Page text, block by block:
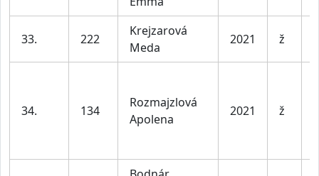
33. 222
Krejzarová
Meda
2021 ž
34. 134
Rozmajzlová
Apolena
2021 ž